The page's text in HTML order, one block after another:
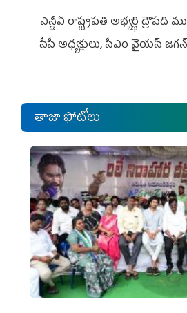
ఎన్డీఏ రాష్ట్ర‌ప‌తి అభ్య‌ర్థి ద్రౌప‌ది
సీపీ అధ్య‌క్షులు, సీఎం వైయ‌స్
తాజా ఫోటోలు